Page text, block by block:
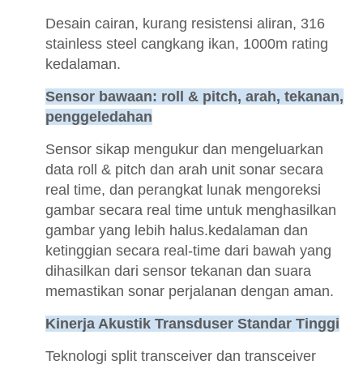
Desain cairan, kurang resistensi aliran, 316
stainless steel cangkang ikan, 1000m rating
kedalaman.
Sensor bawaan: roll & pitch, arah, tekanan,
penggeledahan
Sensor sikap mengukur dan mengeluarkan
data roll & pitch dan arah unit sonar secara
real time, dan perangkat lunak mengoreksi
gambar secara real time untuk menghasilkan
gambar yang lebih halus.kedalaman dan
ketinggian secara real-time dari bawah yang
dihasilkan dari sensor tekanan dan suara
memastikan sonar perjalanan dengan aman.
Kinerja Akustik Transduser Standar Tinggi
Teknologi split transceiver dan transceiver